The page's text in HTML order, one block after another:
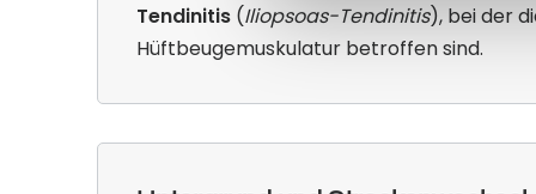
Tendinitis(Iliopsoas-Tendinitis), bei der
Hüftbeugemuskulatur betroffen sind.